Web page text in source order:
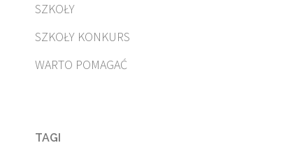
SZKOŁY
SZKOŁY KONKURS
WARTO POMAGAĆ
TAGI